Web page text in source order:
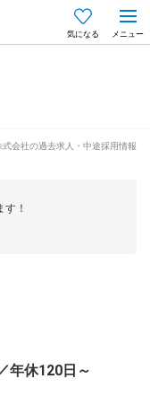
気になる
式会社の過去求人・中途採用情報
す！
年休120日～